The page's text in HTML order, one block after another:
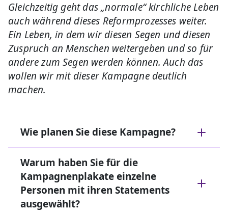
Gleichzeitig geht das „normale“ kirchliche Leben
auch während dieses Reformprozesses weiter.
Ein Leben, in dem wir diesen Segen und diesen
Zuspruch an Menschen weitergeben und so für
andere zum Segen werden können. Auch das
wollen wir mit dieser Kampagne deutlich
machen.
Wie planen Sie diese Kampagne?
Warum haben Sie für die
Kampagnenplakate einzelne
Personen mit ihren Statements
ausgewählt?